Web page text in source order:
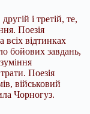
і третій, те,
Поезія
всіх відтинках
бойових завдань,
Поезія
військовий
Чорногуз.